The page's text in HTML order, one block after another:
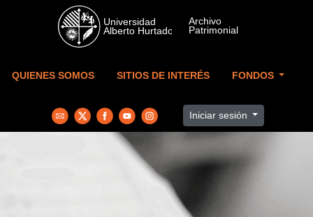
Skip to main content
QUIENES SOMOS SITIOS DE INTERÉS FONDOS
Iniciar sesión